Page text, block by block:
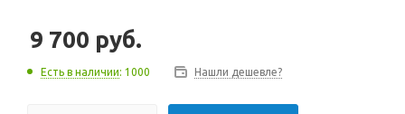
9 700 руб.
Есть в наличии: 1000 Нашли дешевле?